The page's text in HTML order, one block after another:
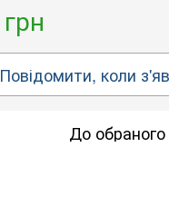
Повідомити, коли
До обраного